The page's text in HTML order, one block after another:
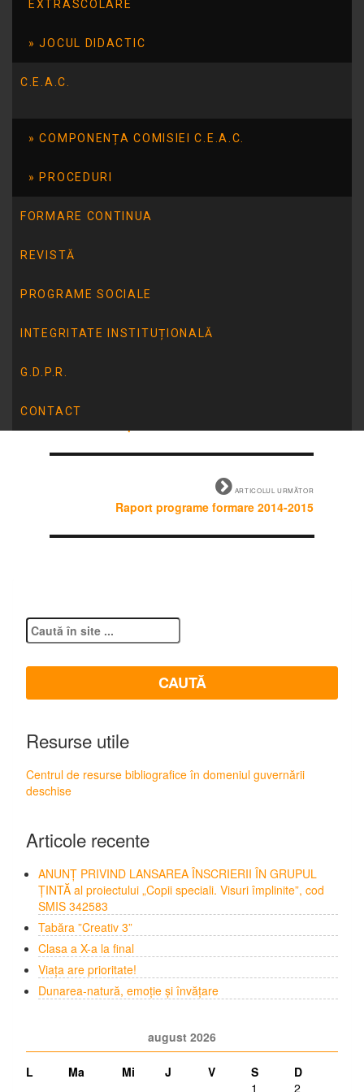
EXTRASCOLARE
JOCUL DIDACTIC
C.E.A.C.
COMPONENȚA COMISIEI C.E.A.C.
PROCEDURI
FORMARE CONTINUA
REVISTĂ
PROGRAME SOCIALE
INTEGRITATE INSTITUȚIONALĂ
G.D.P.R.
CONTACTCurs – Metode de lucru in clasa cu copii cu
ARTICOLUL URMĂTOR
Raport programe formare 2014-2015
Resurse utile
Centrul de resurse bibliografice în domeniul guvernării
deschise
Articole recente
ANUNȚ PRIVIND LANSAREA ÎNSCRIERII ÎN GRUPUL
ȚINTĂ al proiectului „Copii speciali. Visuri împlinite”, cod
SMIS 342583
Tabăra ”Creativ 3”
Clasa a X-a la final
Viața are prioritate!
Dunarea-natură, emoție și învățare
august 2026
L Ma Mi J V S
D
1
2